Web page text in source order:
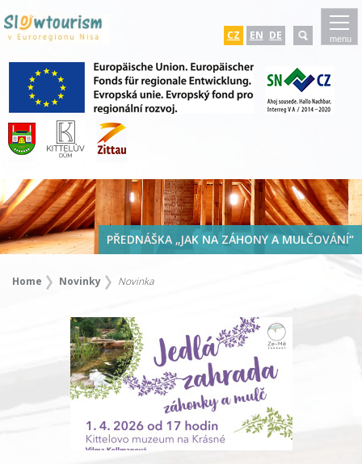
CZ EN DE menu
PŘEDNÁŠKA „JAK NA ZÁHONY A MULČOVÁNÍ“
Home Novinky Novinka